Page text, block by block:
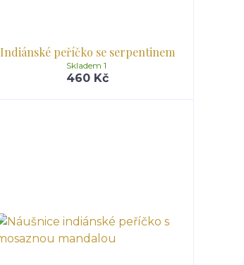
Indiánské peříčko se serpentinem
460 Kč
Skladem 1